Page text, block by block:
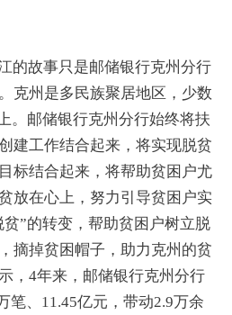
的故事只是邮储银行克州分行
克州是多民族聚居地区，少数
。邮储银行克州分行始终将扶
建工作结合起来，将实现脱贫
标结合起来，将帮助贫困户尤
放在心上，努力引导贫困户实
”的转变，帮助贫困户树立脱
摘掉贫困帽子，助力克州的贫
，4年来，邮储银行克州分行
笔、11.45亿元，带动2.9万余